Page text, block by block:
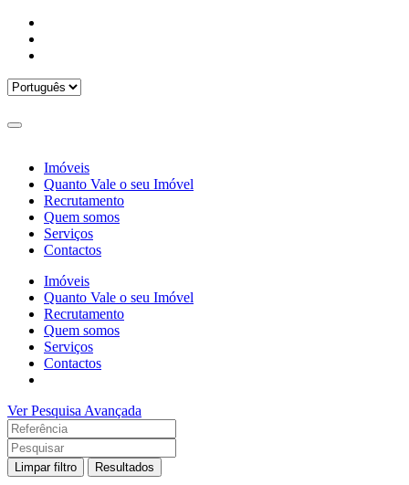
Imóveis
Quanto Vale o seu Imóvel
Recrutamento
Quem somos
Serviços
Contactos
Imóveis
Quanto Vale o seu Imóvel
Recrutamento
Quem somos
Serviços
Contactos
Ver Pesquisa Avançada
Limpar filtro Resultados